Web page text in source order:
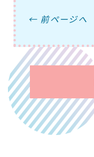
← 前ページへ